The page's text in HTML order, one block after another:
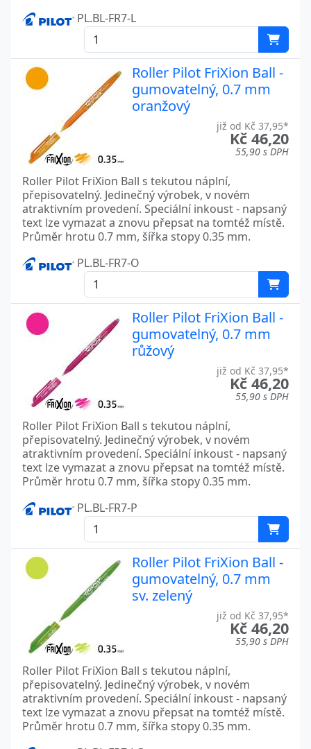
PL.BL-FR7-L
Roller Pilot FriXion Ball -
gumovatelný, 0.7 mm
oranžový
již od Kč 37,95*
Kč 46,20
55,90 s DPH
Roller Pilot FriXion Ball s tekutou náplní,
přepisovatelný. Jedinečný výrobek, v novém
atraktivním provedení. Speciální inkoust - napsaný
text lze vymazat a znovu přepsat na tomtéž místě.
Průměr hrotu 0.7 mm, šířka stopy 0.35 mm.
PL.BL-FR7-O
Roller Pilot FriXion Ball -
gumovatelný, 0.7 mm
růžový
již od Kč 37,95*
Kč 46,20
55,90 s DPH
Roller Pilot FriXion Ball s tekutou náplní,
přepisovatelný. Jedinečný výrobek, v novém
atraktivním provedení. Speciální inkoust - napsaný
text lze vymazat a znovu přepsat na tomtéž místě.
Průměr hrotu 0.7 mm, šířka stopy 0.35 mm.
PL.BL-FR7-P
Roller Pilot FriXion Ball -
gumovatelný, 0.7 mm
sv. zelený
již od Kč 37,95*
Kč 46,20
55,90 s DPH
Roller Pilot FriXion Ball s tekutou náplní,
přepisovatelný. Jedinečný výrobek, v novém
atraktivním provedení. Speciální inkoust - napsaný
text lze vymazat a znovu přepsat na tomtéž místě.
Průměr hrotu 0.7 mm, šířka stopy 0.35 mm.